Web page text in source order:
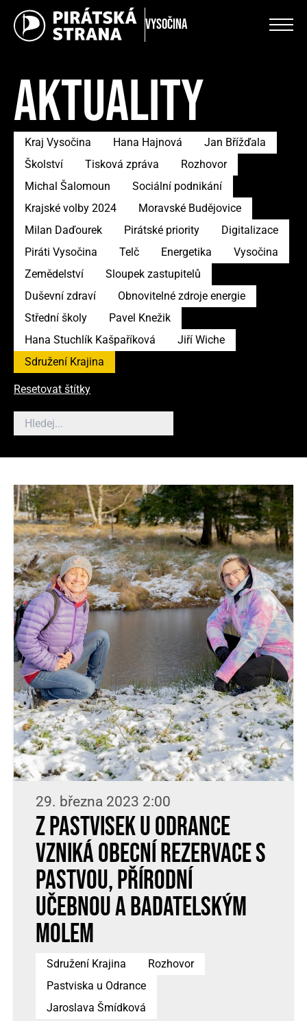
Vysočina
AKTUALITY
Kraj Vysočina Hana Hajnová
Jan Břížďala
Školství
Tisková zpráva
Rozhovor
Michal Šalomoun
Sociální podnikání
Krajské volby 2024
Moravské Budějovice
Milan Daďourek
Pirátské priority
Digitalizace
Piráti Vysočina
Telč Energetika
Vysočina
Zemědelství
Sloupek zastupitelů
Duševní zdraví
Obnovitelné zdroje energie
Střední školy
Pavel Knežik
Hana Stuchlík Kašpaříková
Jiří Wiche
Sdružení Krajina
Resetovat štítky
29. března 2023 2:00
Z Pastvisek u Odrance
vzniká obecní rezervace s
pastvou, přírodní
učebnou a badatelským
molem
Sdružení Krajina
Rozhovor
Pastviska u Odrance
Jaroslava Šmídková